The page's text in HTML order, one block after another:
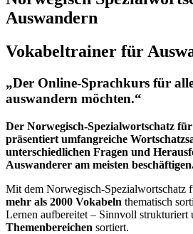
Auswandern
Vokabeltrainer für
„Der Online-Sprachkurs für
auswandern möchten.“
Der Norwegisch-Spezialwortschatz
präsentiert umfangreiche
unterschiedlichen Fragen und
Auswanderer am meisten
Mit dem Norwegisch-Spezialwortschatz
mehr als 2000 Vokabeln thematisch
Lernen aufbereitet – Sinnvoll strukturiert
Themenbereichen sortiert.